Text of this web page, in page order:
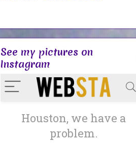
See my pictures on
Instagram